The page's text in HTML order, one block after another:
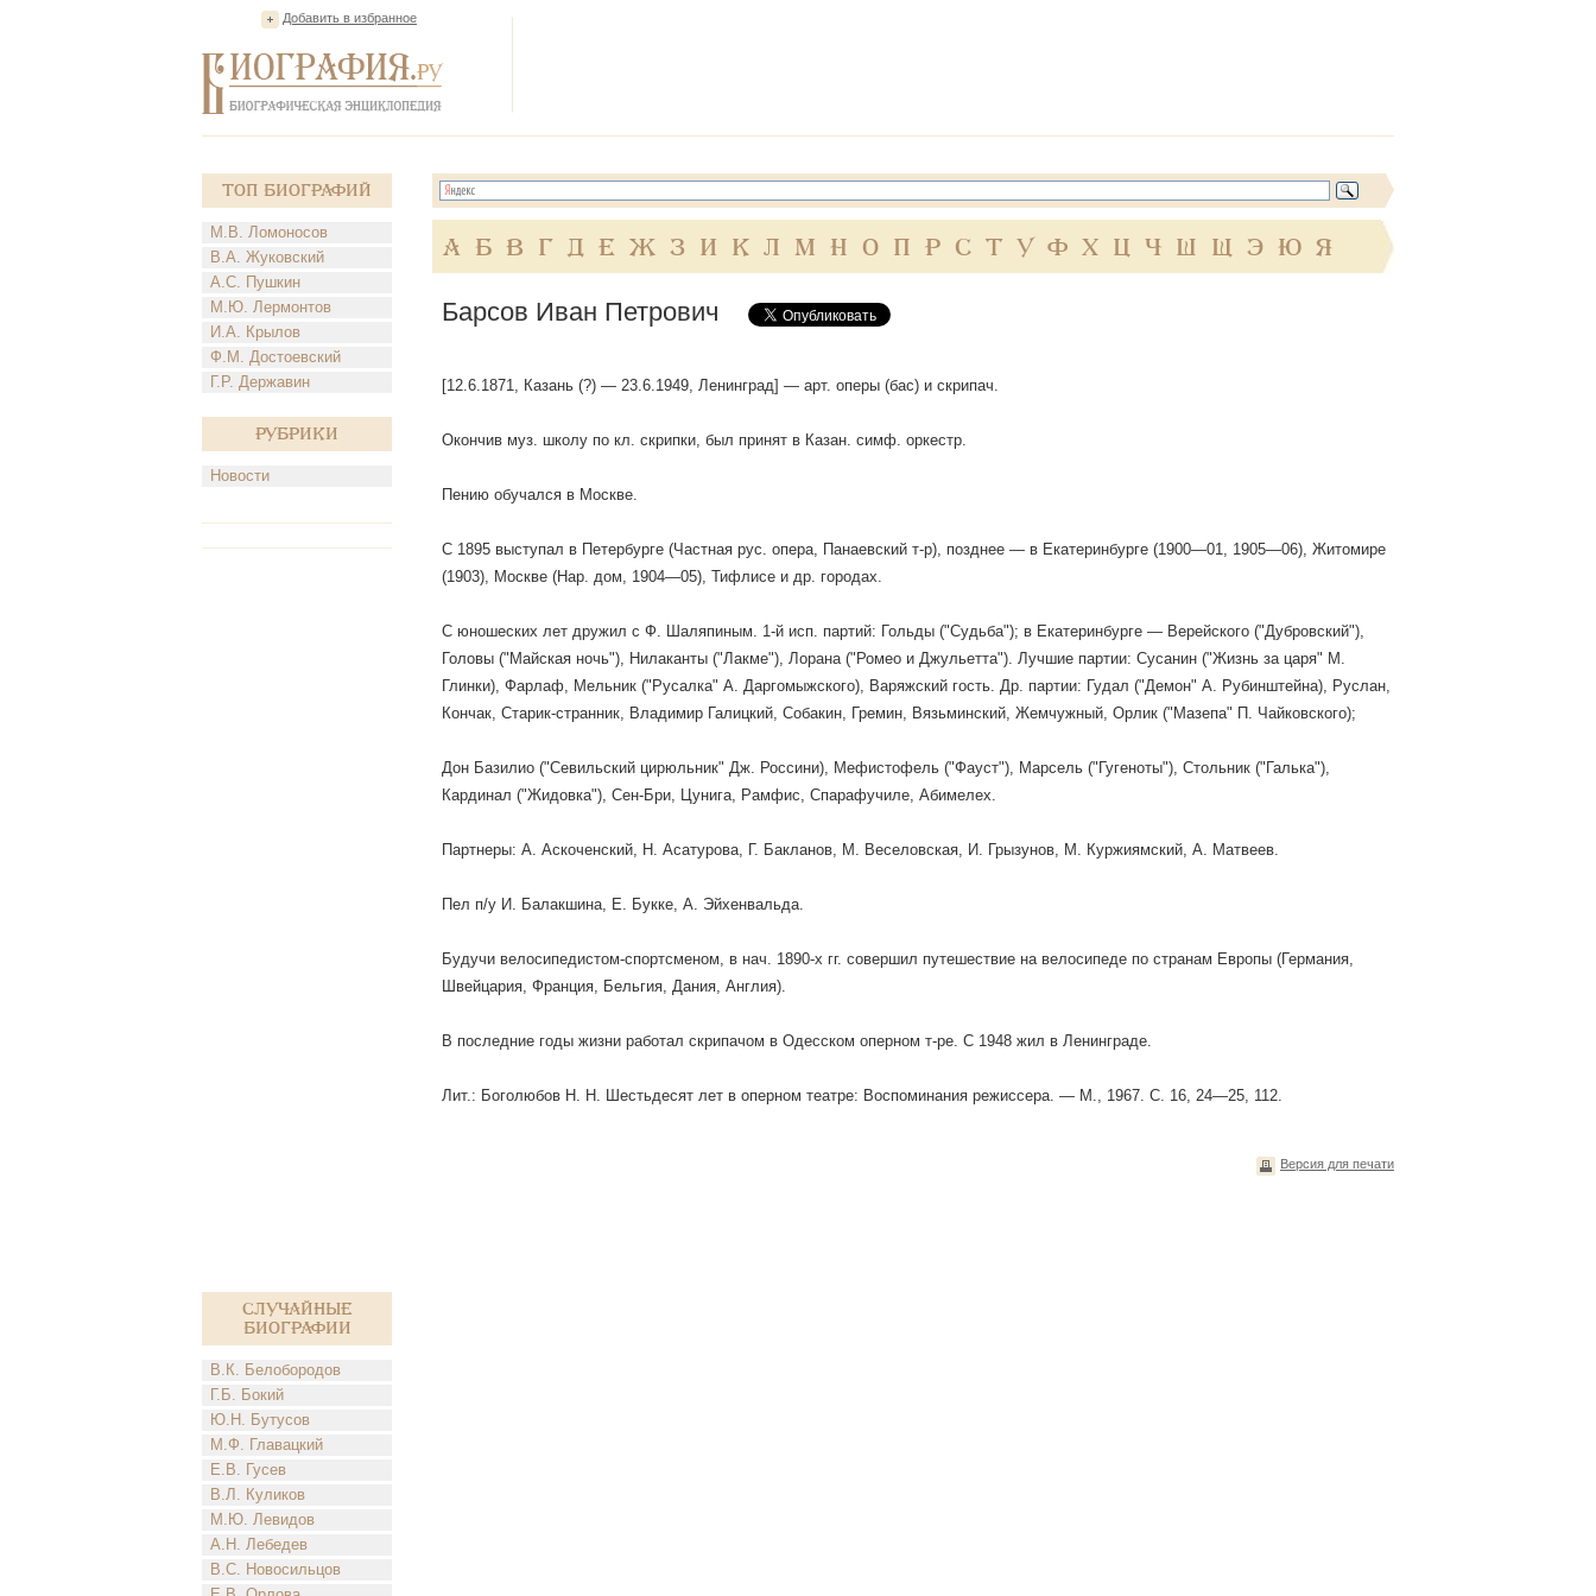
Добавить в избранное
Топ Биографий
М.В. Ломоносов
В.А. Жуковский
А.С. Пушкин
М.Ю. Лермонтов
И.А. Крылов
Ф.М. Достоевский
Г.Р. Державин
Рубрики
Новости
Случайные
биографии
В.К. Белобородов
Г.Б. Бокий
Ю.Н. Бутусов
М.Ф. Главацкий
Е.В. Гусев
В.Л. Куликов
М.Ю. Левидов
А.Н. Лебедев
В.С. Новосильцов
А Б В Г Д Е Ж З И К Л М Н О П Р С Т У Ф Х Ц Ч Ш Щ Э Ю Я
Барсов Иван Петрович
[12.6.1871, Казань (?) — 23.6.1949, Ленинград] — арт. оперы (бас) и скрипач.
Окончив муз. школу по кл. скрипки, был принят в Казан. симф. оркестр.
Пению обучался в Москве.
С 1895 выступал в Петербурге (Частная рус. опера, Панаевский т-р), позднее — в Екатеринбурге (1900—01, 1905—06), Житомире
(1903), Москве (Нар. дом, 1904—05), Тифлисе и др. городах.
С юношеских лет дружил с Ф. Шаляпиным. 1-й исп. партий: Гольды ("Судьба"); в Екатеринбурге — Верейского ("Дубровский"),
Головы ("Майская ночь"), Нилаканты ("Лакме"), Лорана ("Ромео и Джульетта"). Лучшие партии: Сусанин ("Жизнь за царя" М.
Глинки), Фарлаф, Мельник ("Русалка" А. Даргомыжского), Варяжский гость. Др. партии: Гудал ("Демон" А. Рубинштейна), Руслан,
Кончак, Старик-странник, Владимир Галицкий, Собакин, Гремин, Вязьминский, Жемчужный, Орлик ("Мазепа" П. Чайковского);
Дон Базилио ("Севильский цирюльник" Дж. Россини), Мефистофель ("Фауст"), Марсель ("Гугеноты"), Стольник ("Галька"),
Кардинал ("Жидовка"), Сен-Бри, Цунига, Рамфис, Спарафучиле, Абимелех.
Партнеры: А. Аскоченский, Н. Асатурова, Г. Бакланов, М. Веселовская, И. Грызунов, М. Куржиямский, А. Матвеев.
Пел п/у И. Балакшина, Е. Букке, А. Эйхенвальда.
Будучи велосипедистом-спортсменом, в нач. 1890-х гг. совершил путешествие на велосипеде по странам Европы (Германия,
Швейцария, Франция, Бельгия, Дания, Англия).
В последние годы жизни работал скрипачом в Одесском оперном т-ре. С 1948 жил в Ленинграде.
Лит.: Боголюбов H. H. Шестьдесят лет в оперном театре: Воспоминания режиссера. — М., 1967. С. 16, 24—25, 112.
Версия для печати